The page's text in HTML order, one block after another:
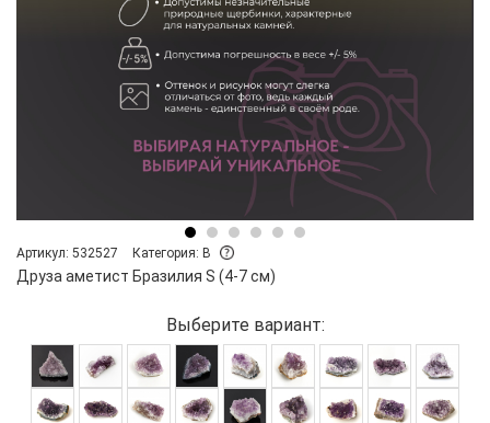
Артикул: 532527 Категория: B
Друза аметист Бразилия S (4-7 см)
Выберите вариант: